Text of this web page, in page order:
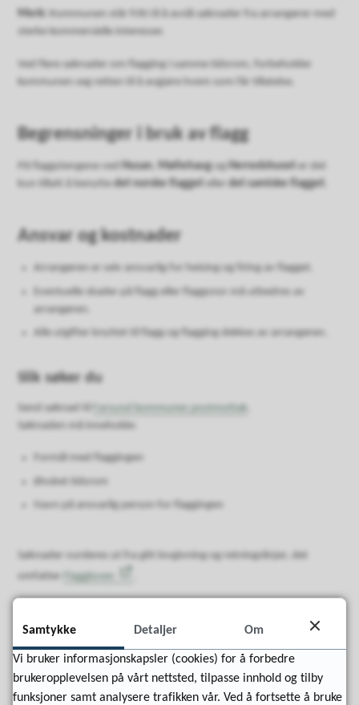
Merk:
Kommunen står fritt til å avslå søknader fra arrangører med
Ved flere søknader om flagging i samme tidsrom, forbeholder
kommunen seg retten til å avgjøre hvem som får tillatelse.
Begrensninger i bruk av flagg
På flaggstengene ved Husan Møllehaug og Herredshuset
det norske flagget det samiske flagget
Ansvar og kostnader
Arrangøren er selv ansvarlig for heising og firing av flagget.
Eventuelle skader på flagg eller flaggsnor må utbedres av
arrangøren.
Alle utgifter knyttet til flagg og flagging dekkes av arrangøren.
Slik søker du
Send søknad til Farsund kommunes postmottak
Søknaden må inneholde:
Formål med flaggingen
Navn på ansvarlig person for flaggingen
Søknader vurderes ut fra gitt lovgivning og retningslinjer, det
Flaggloven
Fant du det du lette etter?
Ja Nei
Samtykke Detaljer Om
Vi bruker informasjonskapsler (cookies) for å forbedre
brukeropplevelsen på vårt nettsted, tilpasse innhold og tilby
funksjoner samt analysere trafikken vår. Ved å fortsette å bruke